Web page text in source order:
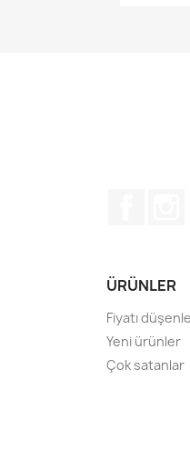
ÜRÜNLER
Fiyatı
Yeni ürünler
Çok satanlar